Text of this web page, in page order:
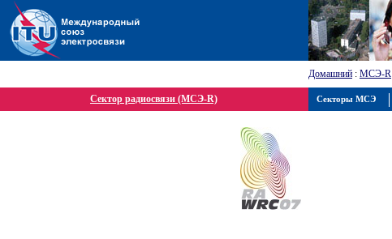
Домашний : МСЭ-R
Сектор радиосвязи (МСЭ-R) Секторы МСЭ